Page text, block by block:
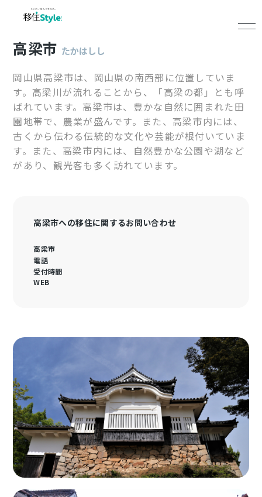
高梁市 たかはしし
岡山県高梁市は、岡山県の南西部に位置していま
す。高梁川が流れることから、「高梁の都」とも呼
ばれています。高梁市は、豊かな自然に囲まれた田
園地帯で、農業が盛んです。また、高梁市内には、
古くから伝わる伝統的な文化や芸能が根付いていま
す。また、高梁市内には、自然豊かな公園や湖など
があり、観光客も多く訪れています。
高梁市への移住に関するお問い合わせ
高梁市
電話
受付時間
WEB